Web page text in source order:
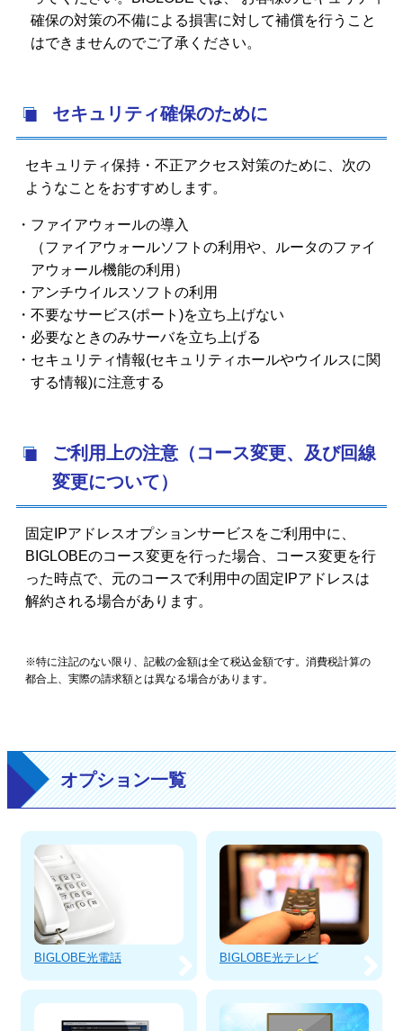
確保の対策の不備による損害に対して補償を行うこと
はできませんのでご了承ください。
セキュリティ確保のために
セキュリティ保持・不正アクセス対策のために、次の
ようなことをおすすめします。
ファイアウォールの導入
（ファイアウォールソフトの利用や、ルータのファイ
アウォール機能の利用）
アンチウイルスソフトの利用
不要なサービス(ポート)を立ち上げない
必要なときのみサーバを立ち上げる
セキュリティ情報(セキュリティホールやウイルスに関
する情報)に注意する
ご利用上の注意（コース変更、及び回線
変更について）
固定IPアドレスオプションサービスをご利用中に、
BIGLOBEのコース変更を行った場合、コース変更を行
った時点で、元のコースで利用中の固定IPアドレスは
解約される場合があります。
※特に注記のない限り、記載の金額は全て税込金額です。消費税計算の
都合上、実際の請求額とは異なる場合があります。
オプション一覧
BIGLOBE光電話 BIGLOBE光テレビ